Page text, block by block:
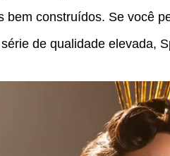
bem construídos. Se você
de qualidade elevada,